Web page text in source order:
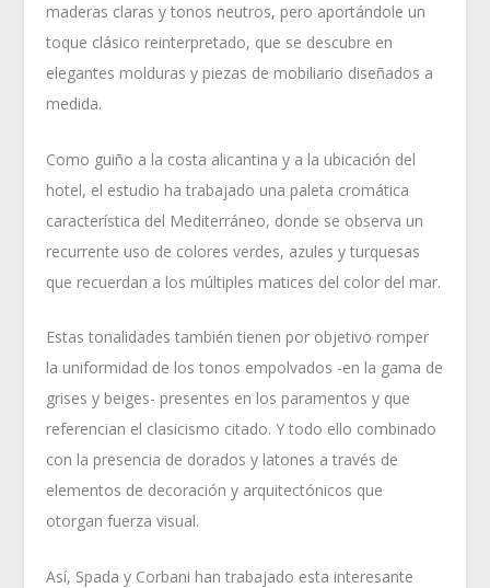
maderas claras y tonos neutros, pero aportándole un
toque clásico reinterpretado, que se descubre en
elegantes molduras y piezas de mobiliario diseñados a
medida.
Como guiño a la costa alicantina y a la ubicación del
hotel, el estudio ha trabajado una paleta cromática
característica del Mediterráneo, donde se observa un
recurrente uso de colores verdes, azules y turquesas
que recuerdan a los múltiples matices del color del mar.
Estas tonalidades también tienen por objetivo romper
la uniformidad de los tonos empolvados -en la gama de
grises y beiges- presentes en los paramentos y que
referencian el clasicismo citado. Y todo ello combinado
con la presencia de dorados y latones a través de
elementos de decoración y arquitectónicos que
otorgan fuerza visual.
Así, Spada y Corbani han trabajado esta interesante